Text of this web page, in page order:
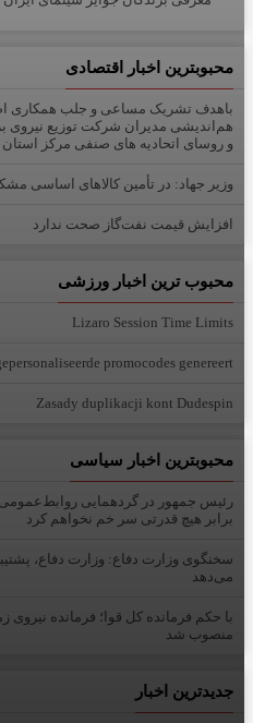
محبوبترین اخبار اقتصادی
باهدف تشریک مساعی و جلب همکاری
هم‌اندیشی مدیران شركت توزیع نیروی
و روسای اتحادیه های صنفی مركز استان
وزیر جهاد: در تأمین کالاهای اساسی
افزایش قیمت نفت‌گاز صحت ندارد
محبوب ترین اخبار ورزشی
Lizaro Session Time Limits
promocodes genereert
Zasady duplikacji kont Dudespin
محبوبترین اخبار سیاسی
رئیس جمهور در گردهمایی روابط‌عمومی
برابر هیچ قدرتی سر خم نخواهم کرد
سخنگوی وزارت دفاع: وزارت دفاع،
می‌دهد
با حکم فرمانده کل قوا؛ فرمانده نیروی
منصوب شد
جدیدترین اخبار